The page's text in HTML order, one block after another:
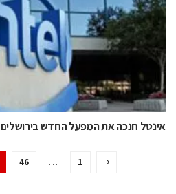
אינטל חנכה את המפעל החדש בירושלים
1
…
46